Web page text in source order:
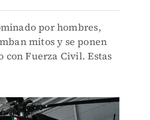
por hombres,
mitos y se ponen
con Fuerza Civil. Estas